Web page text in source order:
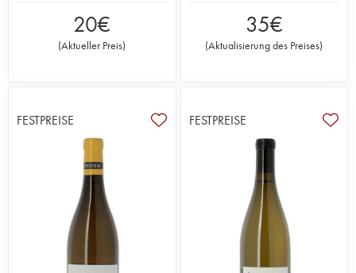
20€
(Aktueller Preis)
35€
(Aktualisierung des Preises)
FESTPREISE FESTPREISE